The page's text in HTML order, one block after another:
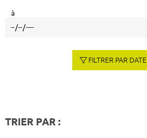
à
FILTRER PAR DATE
TRIER PAR :